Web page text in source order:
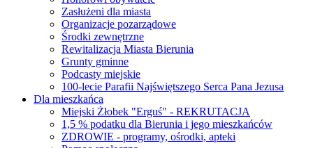
Zasłużeni dla miasta
Organizacje pozarządowe
Środki zewnętrzne
Rewitalizacja Miasta Bierunia
Grunty gminne
Podcasty miejskie
100-lecie Parafii Najświętszego Serca Pana Jezusa
Dla mieszkańca
Miejski Żłobek "Erguś" - REKRUTACJA
1,5 % podatku dla Bierunia i jego mieszkańców
ZDROWIE - programy, ośrodki, apteki